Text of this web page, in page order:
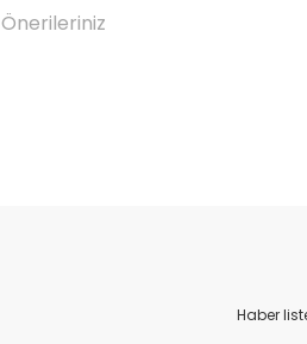
Önerileriniz
Haber